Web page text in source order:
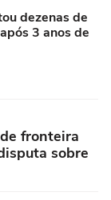
dezenas de
3 anos de
fronteira
sobre